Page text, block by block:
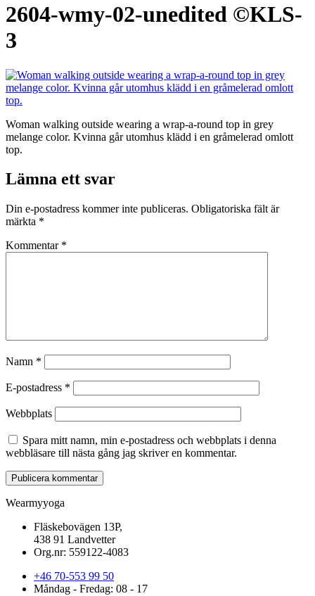
2604-wmy-02-unedited ©KLS-
3
Woman walking outside wearing a wrap-a-round top in grey
melange color. Kvinna går utomhus klädd i en gråmelerad omlott
top.
Lämna ett svar
Din e-postadress kommer inte publiceras. Obligatoriska fält är
märkta *
Kommentar *
Namn *
E-postadress *
Webbplats
Spara mitt namn, min e-postadress och webbplats i denna
webbläsare till nästa gång jag skriver en kommentar.
Wearmyyoga
Fläskebovägen 13P,
438 91 Landvetter
Org.nr: 559122-4083
+46 70-553 99 50
Måndag - Fredag: 08 - 17